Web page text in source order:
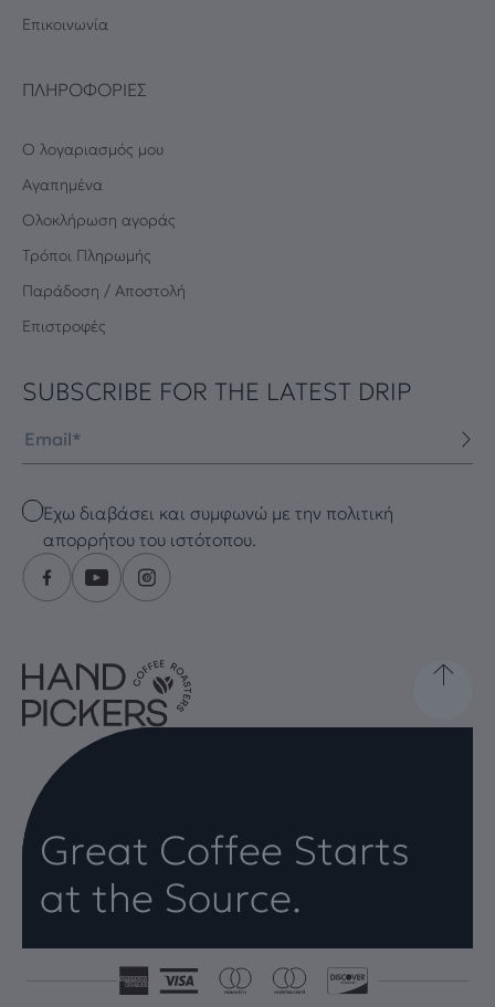
Επικοινωνία
ΠΛΗΡΟΦΟΡΊΕΣ
Ο λογαριασμός μου
Αγαπημένα
Oλοκλήρωση αγοράς
Τρόποι Πληρωμής
Παράδοση / Αποστολή
Επιστροφές
SUBSCRIBE FOR THE LATEST DRIP
Checkbox
Έχω διαβάσει και συμφωνώ με την πολιτική
απορρήτου του ιστότοπου.
Great Coffee Starts
at the Source.